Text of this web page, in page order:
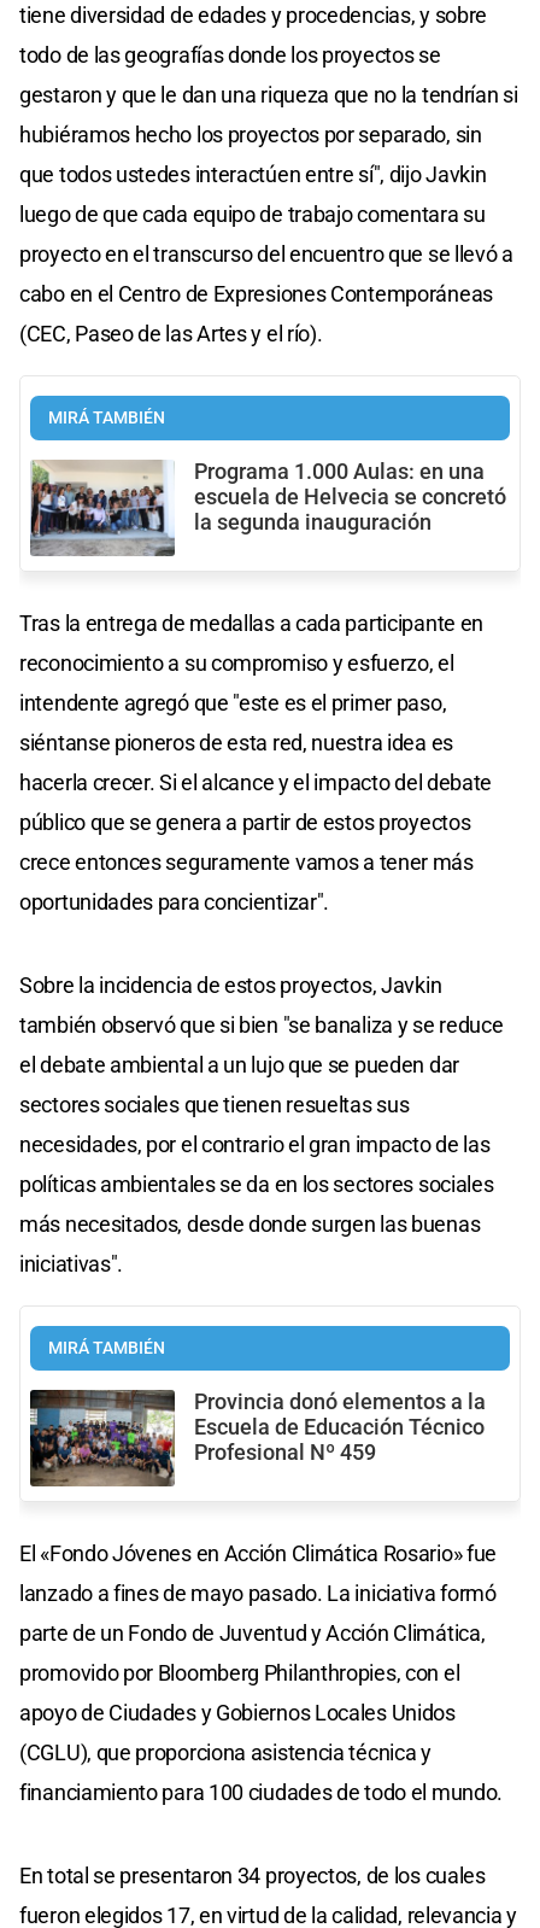
tiene diversidad de edades y procedencias, y sobre
todo de las geografías donde los proyectos se
gestaron y que le dan una riqueza que no la tendrían si
hubiéramos hecho los proyectos por separado, sin
que todos ustedes interactúen entre sí", dijo Javkin
luego de que cada equipo de trabajo comentara su
proyecto en el transcurso del encuentro que se llevó a
cabo en el Centro de Expresiones Contemporáneas
(CEC, Paseo de las Artes y el río).
MIRÁ TAMBIÉN
Programa 1.000 Aulas: en una
escuela de Helvecia se concretó
la segunda inauguración
Tras la entrega de medallas a cada participante en
reconocimiento a su compromiso y esfuerzo, el
intendente agregó que "este es el primer paso,
siéntanse pioneros de esta red, nuestra idea es
hacerla crecer. Si el alcance y el impacto del debate
público que se genera a partir de estos proyectos
crece entonces seguramente vamos a tener más
oportunidades para concientizar".
Sobre la incidencia de estos proyectos, Javkin
también observó que si bien "se banaliza y se reduce
el debate ambiental a un lujo que se pueden dar
sectores sociales que tienen resueltas sus
necesidades, por el contrario el gran impacto de las
políticas ambientales se da en los sectores sociales
más necesitados, desde donde surgen las buenas
iniciativas".
MIRÁ TAMBIÉN
Provincia donó elementos a la
Escuela de Educación Técnico
Profesional Nº 459
El «Fondo Jóvenes en Acción Climática Rosario» fue
lanzado a fines de mayo pasado. La iniciativa formó
parte de un Fondo de Juventud y Acción Climática,
promovido por Bloomberg Philanthropies, con el
apoyo de Ciudades y Gobiernos Locales Unidos
(CGLU), que proporciona asistencia técnica y
financiamiento para 100 ciudades de todo el mundo.
En total se presentaron 34 proyectos, de los cuales
fueron elegidos 17, en virtud de la calidad, relevancia y